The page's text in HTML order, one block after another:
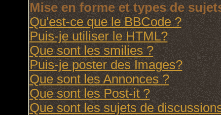
Mise en forme et types de
Qu'est-ce que le BBCode ?
Puis-je utiliser le HTML?
Que sont les smilies ?
Puis-je poster des Images?
Que sont les Annonces ?
Que sont les Post-it ?
Que sont les sujets de